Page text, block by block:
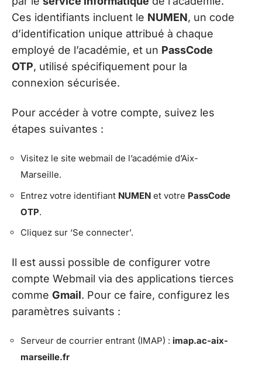
Ces identifiants incluent le NUMEN, un code
d’identification unique attribué à chaque
employé de l’académie, et un PassCode
OTP, utilisé spécifiquement pour la
connexion sécurisée.
Pour accéder à votre compte, suivez les
étapes suivantes :
Visitez le site webmail de l’académie d’Aix-
Marseille.
Entrez votre identifiant NUMEN et votre PassCode
OTP.
Cliquez sur ‘Se connecter’.
Il est aussi possible de configurer votre
compte Webmail via des applications tierces
comme Gmail. Pour ce faire, configurez les
paramètres suivants :
Serveur de courrier entrant (IMAP) : imap.ac-aix-
marseille.fr